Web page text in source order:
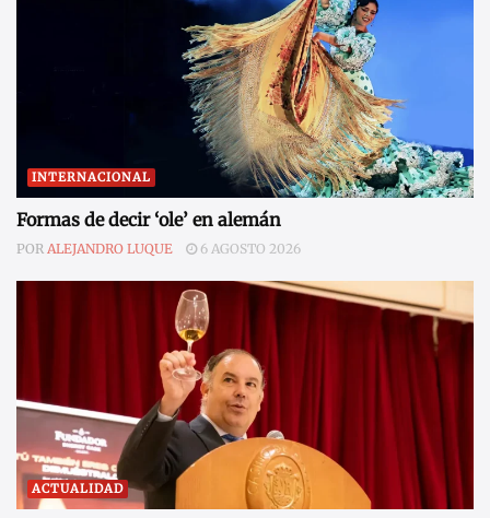
INTERNACIONAL
Formas de decir ‘ole’ en alemán
POR ALEJANDRO LUQUE 6 AGOSTO 2026
ACTUALIDAD